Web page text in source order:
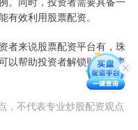
效利用股票配资。
者来说股票配资平台有，珠
以帮助投资者解锁财富新篇
，不代表专业炒股配资观点